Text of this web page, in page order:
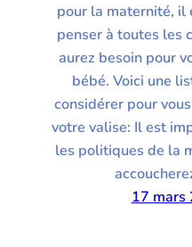
pour la maternité, il
penser à toutes les
aurez besoin pour
bébé. Voici une
considérer pour
votre valise: Il est
les politiques de la
17 mars